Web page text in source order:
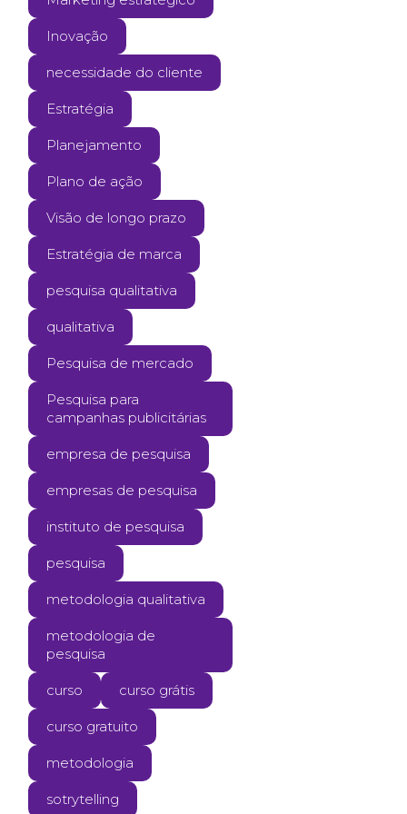
Inovação
necessidade do cliente
Estratégia
Planejamento
Plano de ação
Visão de longo prazo
Estratégia de marca
pesquisa qualitativa
qualitativa
Pesquisa de mercado
Pesquisa para
campanhas publicitárias
empresa de pesquisa
empresas de pesquisa
instituto de pesquisa
pesquisa
metodologia qualitativa
metodologia de
pesquisa
curso curso grátis
curso gratuito
metodologia
sotrytelling